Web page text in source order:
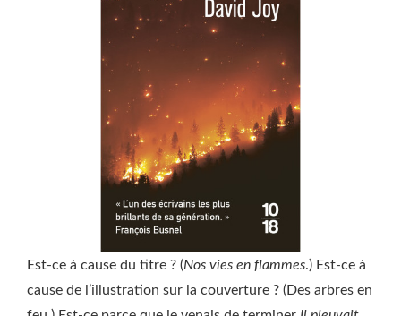
Est-ce à cause du titre ? (Nos vies en flammes.) Est-ce à
cause de l’illustration sur la couverture ? (Des arbres en